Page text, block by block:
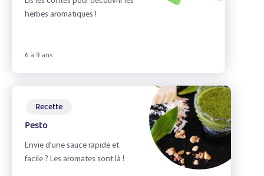
herbes aromatiques !
6 à 9 ans
Recette
Pesto
Envie d'une sauce rapide et
facile ? Les aromates sont là !